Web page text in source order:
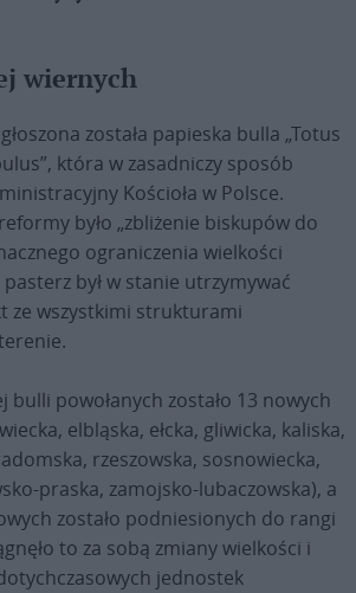
wiernych
została papieska bulla „Totus
która w zasadniczy sposób
Kościoła w Polsce.
było „zbliżenie biskupów do
ograniczenia wielkości
był w stanie utrzymywać
ze wszystkimi strukturami
bulli powołanych zostało 13 nowych
elbląska, ełcka, gliwicka, kaliska,
rzeszowska, sosnowiecka,
praska, zamojsko-lubaczowska), a
zostało podniesionych do rangi
to za sobą zmiany wielkości i
jednostek